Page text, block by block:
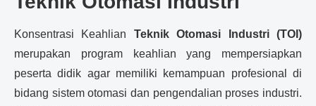
Konsentrasi Keahlian Teknik Otomasi Industri (TOI)
merupakan program keahlian yang mempersiapkan
peserta didik agar memiliki kemampuan profesional di
bidang sistem otomasi dan pengendalian proses industri.